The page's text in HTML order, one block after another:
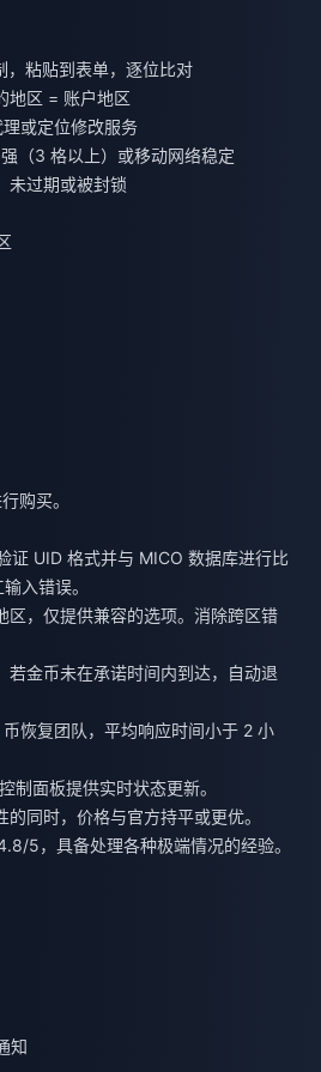
，粘贴到表单，逐位比对
地区 = 账户地区
或定位修改服务
（3 格以上）或移动网络稳定
未过期或被封锁
购买。
证 UID 格式并与 MICO 数据库进行比
入错误。
区，仅提供兼容的选项。消除跨区错
若金币未在承诺时间内到达，自动退
恢复团队，平均响应时间小于 2 小
制面板提供实时状态更新。
的同时，价格与官方持平或更优。
5，具备处理各种极端情况的经验。
知